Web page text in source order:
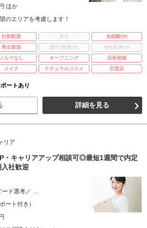
ほか
エリアを考慮します！
社割制度 賞与
未経験OK
男女歓迎 週3日勤務OK
時短勤務OK
ノルマなし オープニング
店長候補
メイク ナチュラルコスメ 百貨店
ートあり
詳細を見る
リア
・キャリアアップ相談可◎最短1週間で内定
社歓迎
ード選考／ …
ート付き）